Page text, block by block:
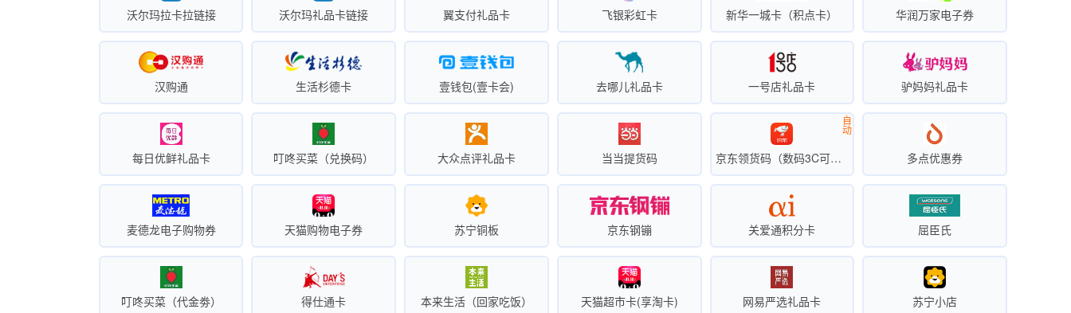
沃尔玛拉卡拉链接 沃尔玛礼品卡链接 翼支付礼品卡 飞银彩虹卡 新华一城卡（积点卡） 华润万家电子券
汉购通 生活杉德卡 壹钱包(壹卡会) 去哪儿礼品卡 一号店礼品卡 驴妈妈礼品卡
每日优鲜礼品卡 叮咚买菜（兑换码） 大众点评礼品卡 当当提货码 京东领货码（数码3C可买手机）
自
动
多点优惠券
麦德龙电子购物券 天猫购物电子券 苏宁铜板 京东钢镚 关爱通积分卡 屈臣氏
叮咚买菜（代金劵） 得仕通卡 本来生活（回家吃饭） 天猫超市卡(享淘卡) 网易严选礼品卡 苏宁小店